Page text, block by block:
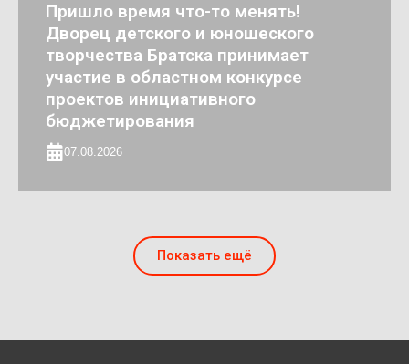
Пришло время что-то менять!
Дворец детского и юношеского
творчества Братска принимает
участие в областном конкурсе
проектов инициативного
бюджетирования
07.08.2026
Показать ещё